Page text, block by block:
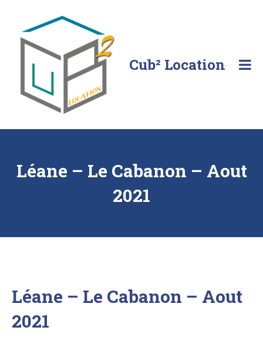
content
Cub² Location
vous!
Léane – Le Cabanon – Aout
2021
Léane – Le Cabanon – Aout
2021